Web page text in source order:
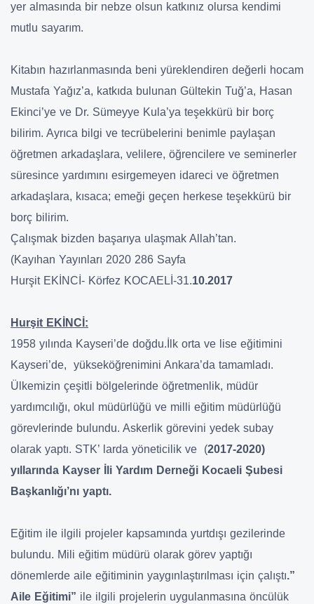
yer almasında bir nebze olsun katkınız olursa kendimi
mutlu sayarım.
Kitabın hazırlanmasında beni yüreklendiren değerli hocam
Mustafa Yağız’a, katkıda bulunan Gültekin Tuğ’a, Hasan
Ekinci’ye ve Dr. Sümeyye Kula’ya teşekkürü bir borç
bilirim. Ayrıca bilgi ve tecrübelerini benimle paylaşan
öğretmen arkadaşlara, velilere, öğrencilere ve seminerler
süresince yardımını esirgemeyen idareci ve öğretmen
arkadaşlara, kısaca; emeği geçen herkese teşekkürü bir
borç bilirim.
Çalışmak bizden başarıya ulaşmak Allah’tan.
(Kayıhan Yayınları 2020 286 Sayfa
Hurşit EKİNCİ- Körfez KOCAELİ-31.10.2017
Hurşit EKİNCİ:
1958 yılında Kayseri’de doğdu.İlk orta ve lise eğitimini
Kayseri’de, yükseköğrenimini Ankara’da tamamladı.
Ülkemizin çeşitli bölgelerinde öğretmenlik, müdür
yardımcılığı, okul müdürlüğü ve milli eğitim müdürlüğü
görevlerinde bulundu. Askerlik görevini yedek subay
olarak yaptı. STK’ larda yöneticilik ve (2017-2020)
yıllarında Kayser İli Yardım Derneği Kocaeli Şubesi
Başkanlığı’nı yaptı.
Eğitim ile ilgili projeler kapsamında yurtdışı gezilerinde
bulundu. Mili eğitim müdürü olarak görev yaptığı
dönemlerde aile eğitiminin yaygınlaştırılması için çalıştı.”
Aile Eğitimi” ile ilgili projelerin uygulanmasına öncülük